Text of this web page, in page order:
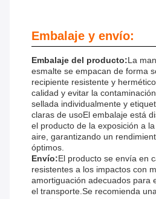
Embalaje y envío:
Embalaje del producto:La
esmalte se empacan de forma
recipiente resistente y
calidad y evitar la
sellada individualmente y
claras de usoEl embalaje está
el producto de la exposición a
aire, garantizando un
óptimos.
Envío:El producto se envía en
resistentes a los impactos con
amortiguación adecuados para
el transporte.Se recomienda